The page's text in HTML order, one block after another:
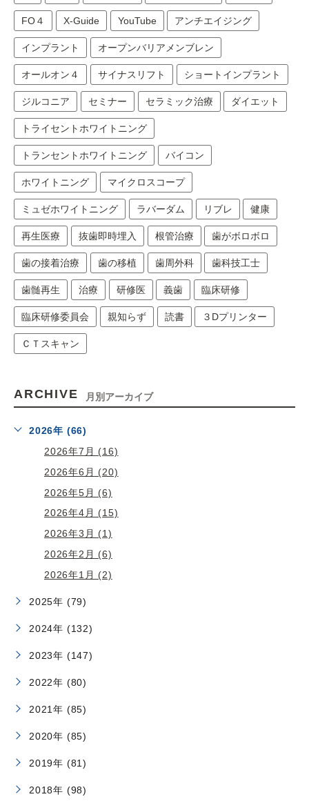
FO４ X-Guide YouTube アンチエイジング
インプラント オープンバリアメンブレン
オールオン４ サイナスリフト ショートインプラント
ジルコニア セミナー セラミック治療 ダイエット
トライセントホワイトニング
トランセントホワイトニング バイコン
ホワイトニング マイクロスコープ
ミュゼホワイトニング ラバーダム リブレ 健康
再生医療 抜歯即時埋入 根管治療 歯がボロボロ
歯の接着治療 歯の移植 歯周外科 歯科技工士
歯髄再生 治療 研修医 義歯 臨床研修
臨床研修委員会 親知らず 読書 ３Dプリンター
ＣＴスキャン
ARCHIVE 月別アーカイブ
2026年 (66)
2026年7月 (16)
2026年6月 (20)
2026年5月 (6)
2026年4月 (15)
2026年3月 (1)
2026年2月 (6)
2026年1月 (2)
2025年 (79)
2024年 (132)
2023年 (147)
2022年 (80)
2021年 (85)
2020年 (85)
2019年 (81)
2018年 (98)